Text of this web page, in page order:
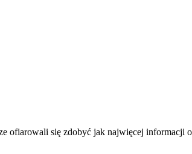
się zdobyć jak najwięcej informacji o